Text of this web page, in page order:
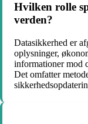
Hvilken rolle
verden?
Datasikkerhed er
oplysninger,
informationer mod
Det omfatter